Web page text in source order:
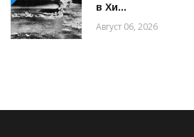
в Хи...
Август 06, 2026